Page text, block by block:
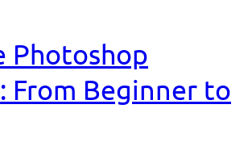
Photoshop
From Beginner to